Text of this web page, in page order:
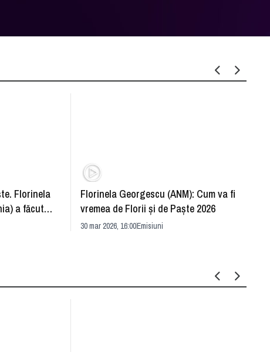
Florinela
a făcut
Florinela Georgescu (ANM): Cum va fi
vremea de Florii și de Paște 2026
30 mar 2026, 16:00Emisiuni